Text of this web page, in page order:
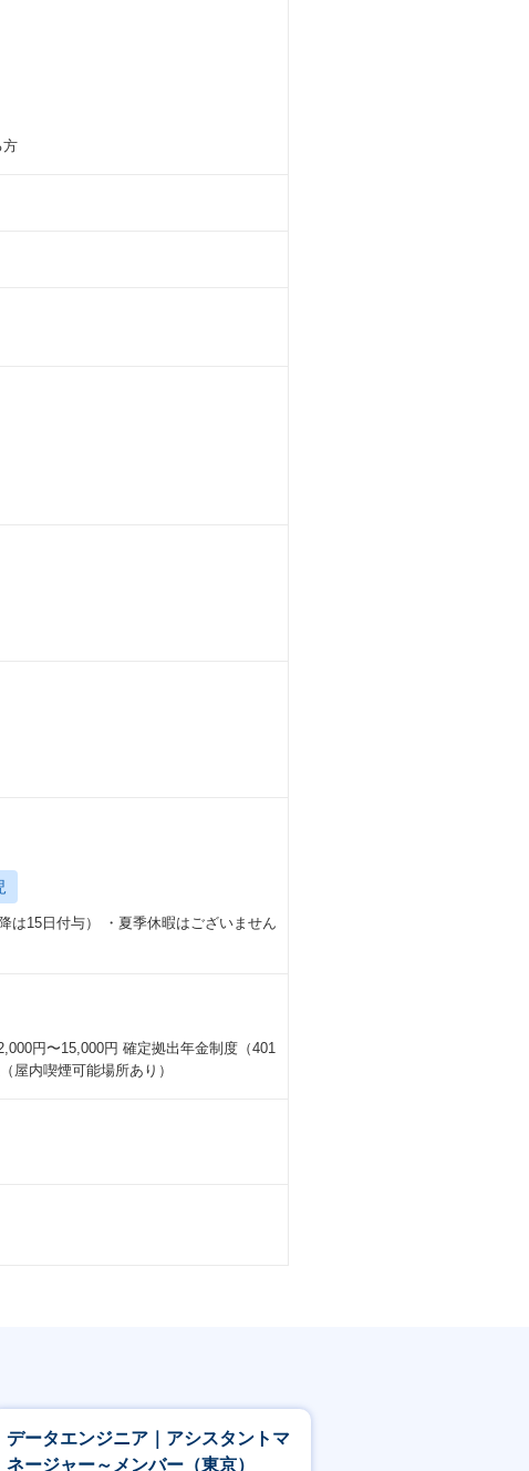
方
は15日付与） ・夏季休暇はございません
円〜15,000円 確定拠出年金制度（401
屋内喫煙可能場所あり）
データエンジニア｜アシスタントマ
ネージャー～メンバー（東京）